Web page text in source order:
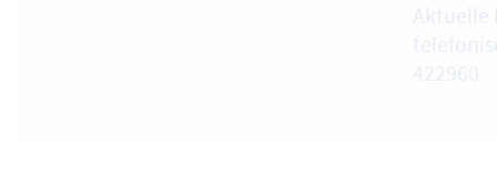
Aktuelle
422960